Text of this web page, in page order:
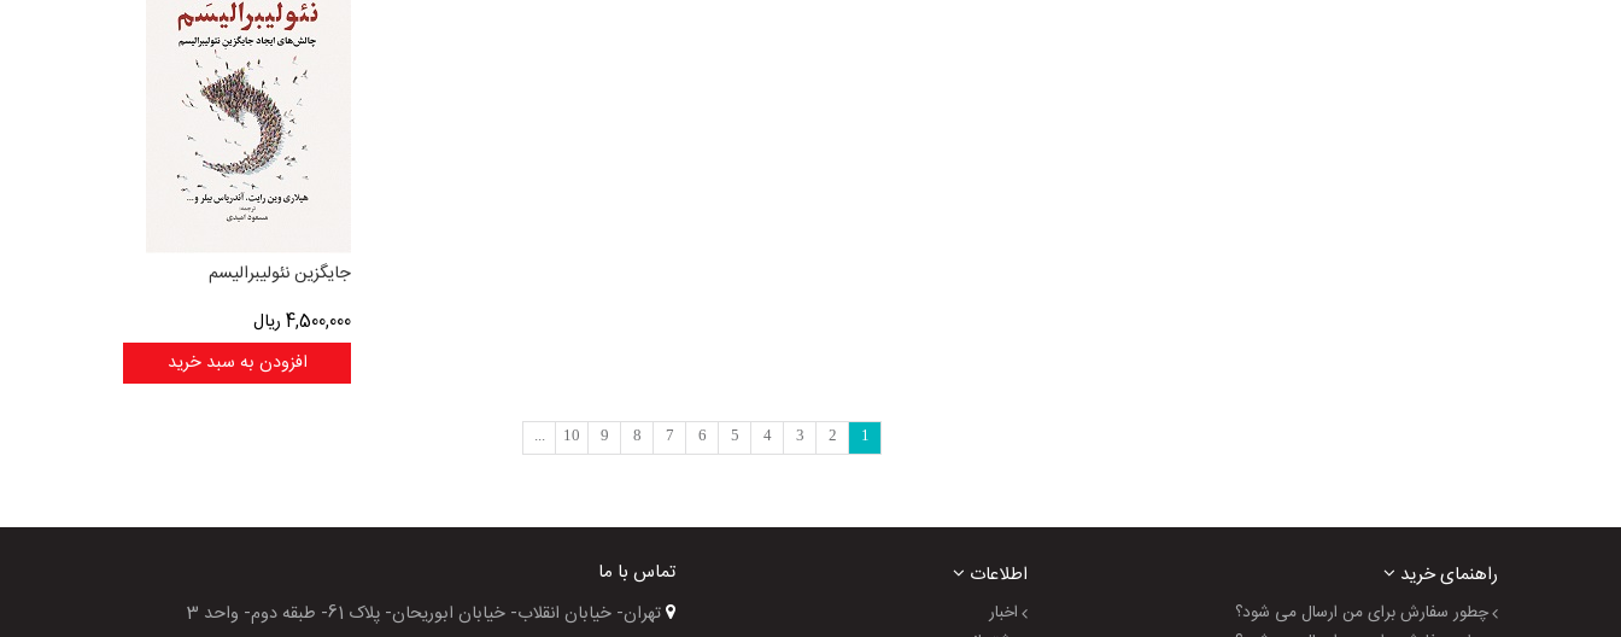
جایگزین نئولیبرالیسم
4,500,000ریال
افزودن به سبد خرید
1
2
3
4
5
6
7
8
9
10
...
راهنمای خرید
چطور سفارش برای من ارسال می شود؟
اطلاعات
اخبار
تماس با ما
تهران- خیابان انقلاب- خیابان ابوریحان- پلاک 61- طبقه دوم- واحد 3